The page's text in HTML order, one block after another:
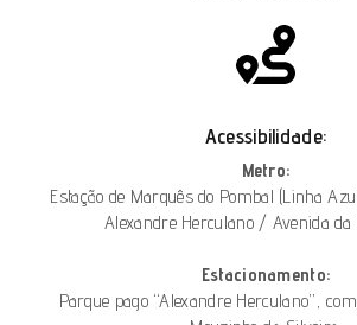
Acessibilidade:
Metro:
Estação de Marquês do Pombal (Linha
Alexandre Herculano / Avenida da
Estacionamento:
Parque pago “Alexandre Herculano”,